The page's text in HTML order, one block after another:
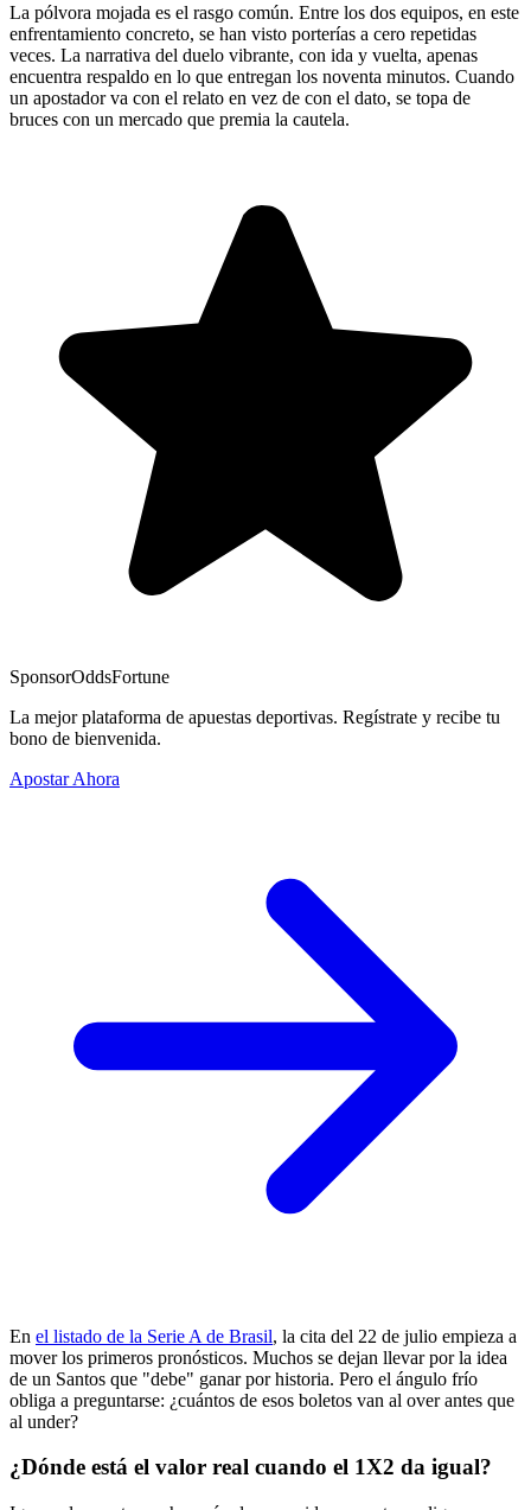
La pólvora mojada es el rasgo común. Entre los dos equipos, en este
enfrentamiento concreto, se han visto porterías a cero repetidas
veces. La narrativa del duelo vibrante, con ida y vuelta, apenas
encuentra respaldo en lo que entregan los noventa minutos. Cuando
un apostador va con el relato en vez de con el dato, se topa de
bruces con un mercado que premia la cautela.
SponsorOddsFortune
La mejor plataforma de apuestas deportivas. Regístrate y recibe tu
bono de bienvenida.
Apostar Ahora
En el listado de la Serie A de Brasil, la cita del 22 de julio empieza a
mover los primeros pronósticos. Muchos se dejan llevar por la idea
de un Santos que "debe" ganar por historia. Pero el ángulo frío
obliga a preguntarse: ¿cuántos de esos boletos van al over antes que
al under?
¿Dónde está el valor real cuando el 1X2 da igual?